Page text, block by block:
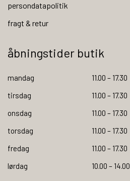
persondatapolitik
fragt & retur
åbningstider butik
mandag
11.00 – 17.30
tirsdag
11.00 – 17.30
onsdag
11.00 – 17.30
torsdag
11.00 – 17.30
fredag
11.00 – 17.30
lørdag
10.00 – 14.00